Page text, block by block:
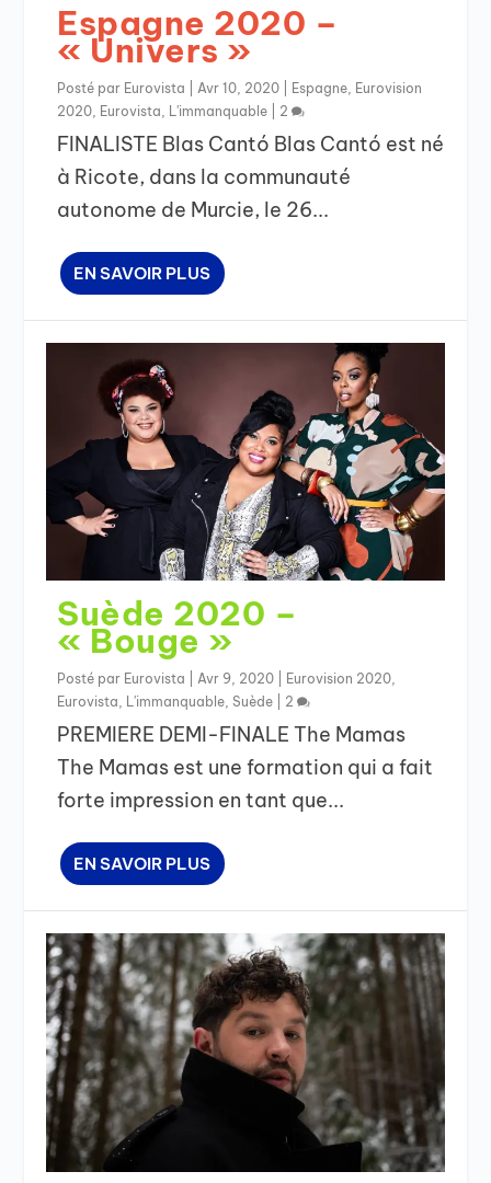
Espagne 2020 –
« Univers »
Posté par Eurovista Avr 10, 2020 Espagne Eurovision
2020 Eurovista L'immanquable 2
FINALISTE Blas Cantó Blas Cantó est né
à Ricote, dans la communauté
autonome de Murcie, le 26...
EN SAVOIR PLUS
Suède 2020 –
« Bouge »
Posté par Eurovista |Avr 9, 2020 Eurovision 2020,
Eurovista, L'immanquable,Suède 2
PREMIERE DEMI-FINALE The Mamas
The Mamas est une formation qui a fait
forte impression en tant que...
EN SAVOIR PLUS